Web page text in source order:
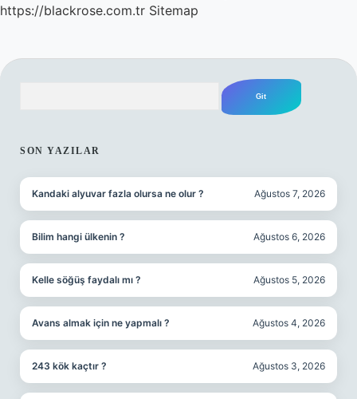
https://blackrose.com.tr Sitemap
SON YAZILAR
Kandaki alyuvar fazla olursa ne olur ? Ağustos 7, 2026
Bilim hangi ülkenin ? Ağustos 6, 2026
Kelle söğüş faydalı mı ? Ağustos 5, 2026
Avans almak için ne yapmalı ? Ağustos 4, 2026
243 kök kaçtır ? Ağustos 3, 2026